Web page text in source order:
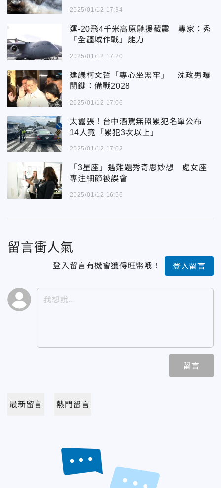
2025/01/12 17:34
運-20飛4千米高原馳援藏震 專家：秀
「全疆域作戰」能力
2025/01/12 17:20
建議柯文哲「專心坐黑牢」 沈政男曝
關鍵：備戰2028
2025/01/12 17:06
太囂張！台中酒駕無照累犯名單公布
14人竟「累犯3次以上」
2025/01/12 17:02
「3星座」遇難題秀奇思妙想 處女座
專注細節被誤會
2025/01/12 16:56
留言衝人氣
登入留言有機會獲得旺幣哦！ 登入留言
留言
最新留言 熱門留言